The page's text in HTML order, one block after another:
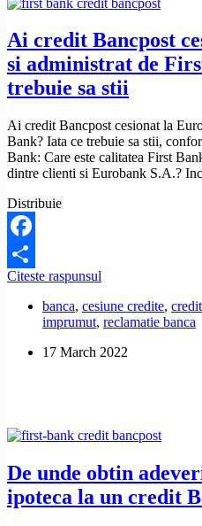
Ai credit Bancpost
si administrat de
trebuie sa stii
Ai credit Bancpost cesionat la
Bank? Iata ce trebuie sa stii,
Bank: Care este calitatea First
dintre clienti si Eurobank S.A.?
Distribuie
Facebook
Share
Citeste raspunsul
Bancpost
cesionat
Eurobank
Bank?
ce
trebuie
sa
banca, cesiune credite, credit
imprumut, reclamatie banca
17 March 2022
De unde obtin
ipoteca la un credit